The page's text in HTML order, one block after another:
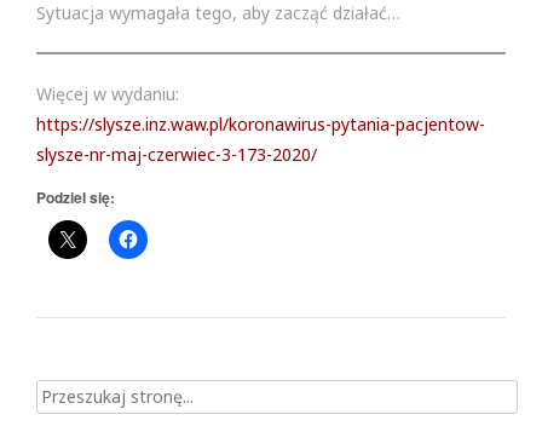
Sytuacja wymagała tego, aby zacząć działać…
Więcej w wydaniu:
https://slysze.inz.waw.pl/koronawirus-pytania-pacjentow-
slysze-nr-maj-czerwiec-3-173-2020/
Podziel się:
Szukaj dla: